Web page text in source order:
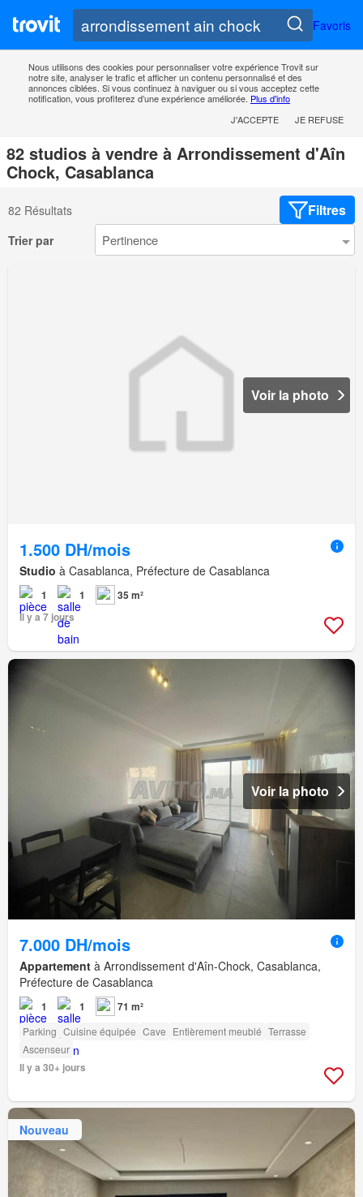
Favoris
Nous utilisons des cookies pour personnaliser votre expérience Trovit sur
notre site, analyser le trafic et afficher un contenu personnalisé et des
annonces ciblées. Si vous continuez à naviguer ou si vous acceptez cette
notification, vous profiterez d’une expérience améliorée. Plus d'info
J'ACCEPTE
JE REFUSE
82 studios à vendre à Arrondissement d'Aîn
Chock, Casablanca
82 Résultats Filtres
Trier par
Voir la photo
1.500 DH/mois
Studio à Casablanca, Préfecture de Casablanca
1 1
35 m²
Il y a 7 jours
Voir la photo
7.000 DH/mois
Appartement à Arrondissement d'Aîn-Chock, Casablanca,
Préfecture de Casablanca
1 1 71 m²
Parking Cuisine équipée Cave Entièrement meublé Terrasse
Ascenseur
Il y a 30+ jours
Nouveau